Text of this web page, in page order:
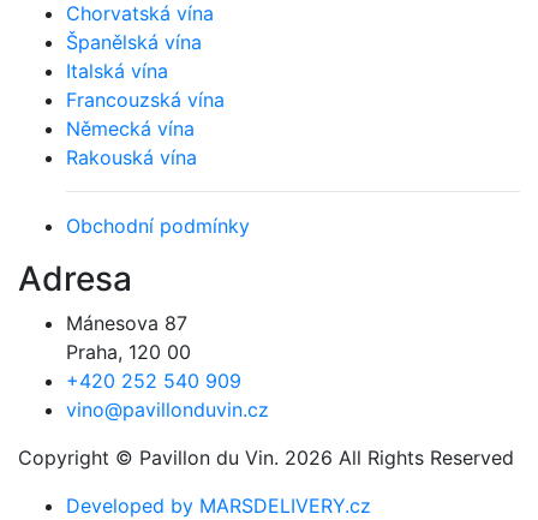
Chorvatská vína
Španělská vína
Italská vína
Francouzská vína
Německá vína
Rakouská vína
Obchodní podmínky
Adresa
Mánesova 87
Praha, 120 00
+420 252 540 909
vino@pavillonduvin.cz
Copyright © Pavillon du Vin. 2026 All Rights Reserved
Developed by MARSDELIVERY.cz